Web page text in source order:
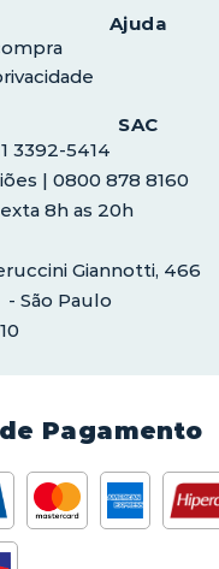
Ajuda
SAC
3392-5414
| 0800 878 8160
8h as 20h
Giannotti, 466
São Paulo
Pagamento